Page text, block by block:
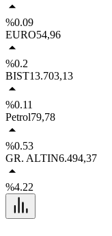
%0.09
EURO54,96
%0.2
BIST13.703,13
%0.11
Petrol79,78
%0.53
GR. ALTIN6.494,37
%4.22